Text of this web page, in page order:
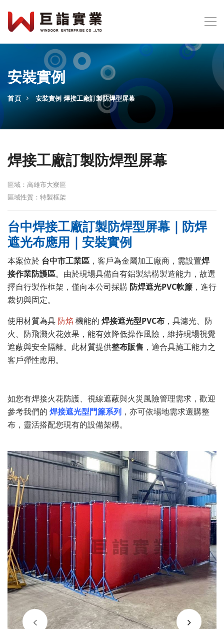
安裝實例
首頁 安裝實例 焊接工廠訂製防焊型屏幕
焊接工廠訂製防焊型屏幕
區域：高雄市大寮區
區域性質：特製框架
台中焊接工廠訂製防焊型屏幕｜防焊
遮光布應用｜安裝實例
本案位於 台中市工業區 ，客戶為金屬加工廠商，需設置焊
接作業防護區。由於現場具備自有鋁製結構製造能力，故選
擇自行製作框架，僅向本公司採購 防焊遮光PVC軟簾 ，進行
裁切與固定。
使用材質為具 防焰 機能的 焊接遮光型PVC布 ，具濾光、防
火、防飛濺火花效果，能有效降低操作風險，維持現場視覺
遮蔽與安全隔離。此材質提供整布販售 ，適合具施工能力之
客戶彈性應用。
如您有焊接火花防護、視線遮蔽與火災風險管理需求，歡迎
參考我們的 焊接遮光型門簾系列 ，亦可依場地需求選購整
布，靈活搭配您現有的設備架構。